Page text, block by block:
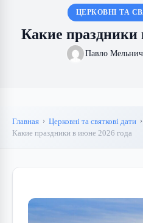
ЦЕРКОВНІ ТА
Какие праздники
Павло
Главная
Церковні та святкові дати
Какие праздники в июне 2026 года